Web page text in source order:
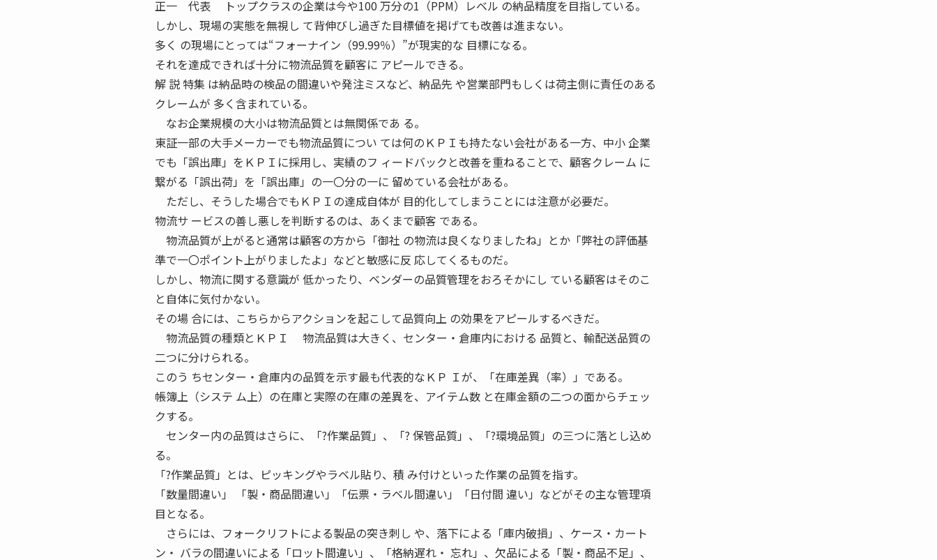
正一 代表 トップクラスの企業は今や100 万分の1（PPM）レベル の納品精度を目指している。
しかし、現場の実態を無視し て背伸びし過ぎた目標値を掲げても改善は進まない。
多く の現場にとっては“フォーナイン（99.99％）”が現実的な 目標になる。
それを達成できれば十分に物流品質を顧客に アピールできる。
解 説 特集 は納品時の検品の間違いや発注ミスなど、納品先 や営業部門もしくは荷主側に責任のある
クレームが 多く含まれている。
なお企業規模の大小は物流品質とは無関係であ る。
東証一部の大手メーカーでも物流品質につい ては何のＫＰＩも持たない会社がある一方、中小 企業
でも「誤出庫」をＫＰＩに採用し、実績のフ ィードバックと改善を重ねることで、顧客クレーム に
繋がる「誤出荷」を「誤出庫」の一〇分の一に 留めている会社がある。
ただし、そうした場合でもＫＰＩの達成自体が 目的化してしまうことには注意が必要だ。
物流サ ービスの善し悪しを判断するのは、あくまで顧客 である。
物流品質が上がると通常は顧客の方から「御社 の物流は良くなりましたね」とか「弊社の評価基
準で一〇ポイント上がりましたよ」などと敏感に反 応してくるものだ。
しかし、物流に関する意識が 低かったり、ベンダーの品質管理をおろそかにし ている顧客はそのこ
と自体に気付かない。
その場 合には、こちらからアクションを起こして品質向上 の効果をアピールするべきだ。
物流品質の種類とＫＰＩ 物流品質は大きく、センター・倉庫内における 品質と、輸配送品質の
二つに分けられる。
このう ちセンター・倉庫内の品質を示す最も代表的なＫＰ Ｉが、「在庫差異（率）」である。
帳簿上（システ ム上）の在庫と実際の在庫の差異を、アイテム数 と在庫金額の二つの面からチェッ
クする。
センター内の品質はさらに、「?作業品質」、「? 保管品質」、「?環境品質」の三つに落とし込め
る。
「?作業品質」とは、ピッキングやラベル貼り、積 み付けといった作業の品質を指す。
「数量間違い」 「製・商品間違い」「伝票・ラベル間違い」「日付間 違い」などがその主な管理項
目となる。
さらには、フォークリフトによる製品の突き刺し や、落下による「庫内破損」、ケース・カート
ン・ バラの間違いによる「ロット間違い」、「格納遅れ・ 忘れ」、欠品による「製・商品不足」、